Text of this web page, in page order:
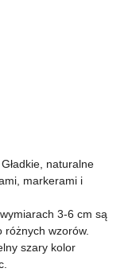
naturalne
markerami i
3-6 cm są
różnych wzorów.
szary kolor